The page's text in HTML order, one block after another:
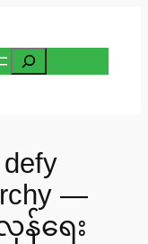
Search
—
ရေး